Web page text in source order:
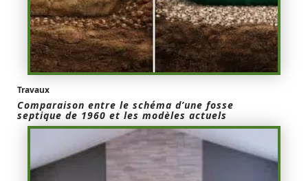
Travaux
Comparaison entre le schéma d’une fosse
septique de 1960 et les modèles actuels